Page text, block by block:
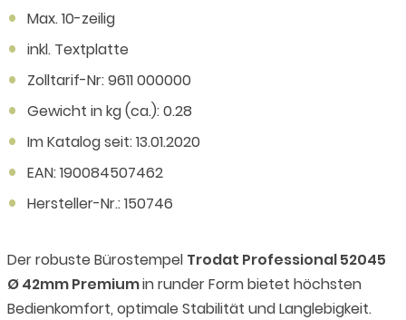
Max. 10-zeilig
inkl. Textplatte
Zolltarif-Nr: 9611 000000
Gewicht in kg (ca.): 0.28
Im Katalog seit: 13.01.2020
EAN: 190084507462
Hersteller-Nr.: 150746
Der robuste Bürostempel Trodat Professional 52045
Ø 42mm Premiumin runder Form bietet höchsten
Bedienkomfort, optimale Stabilität und Langlebigkeit.